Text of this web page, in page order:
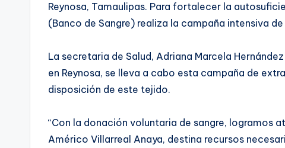
Reynosa, Tamaulipas. Para fortalecer la
(Banco de Sangre) realiza la campaña intensiva
La secretaria de Salud, Adriana Marcela
en Reynosa, se lleva a cabo esta campaña de
disposición de este tejido.
“Con la donación voluntaria de sangre, logramos
Américo Villarreal Anaya, destina recursos